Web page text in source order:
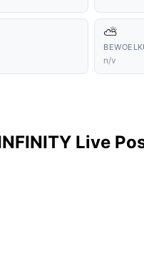
⛅
n/v
Live